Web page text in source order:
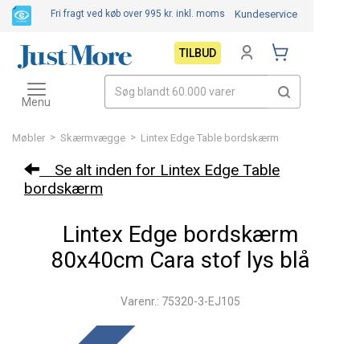
Møbler > Skærmvægge > Lintex Edge Table bordskærm
Se alt inden for Lintex Edge Table
bordskærm
Lintex Edge bordskærm
80x40cm Cara stof lys blå
Varenr.: 75320-3-EJ105
Fri fragt ved køb over 995 kr. inkl. moms Kundeservice
TILBUD
Toggle
navigation
Menu